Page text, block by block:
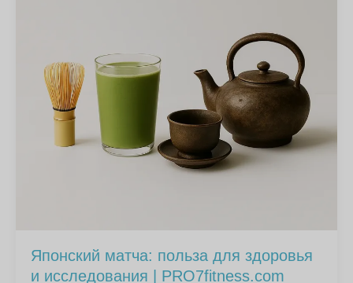
Японский матча: польза для здоровья
и исследования | PRO7fitness.com